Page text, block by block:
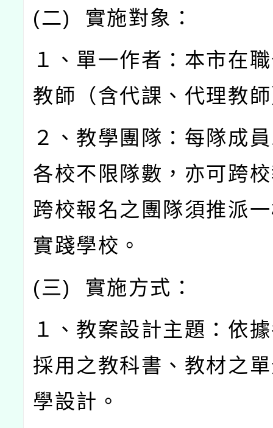
(二) 實施對象：
１、單一作者：本市在
教師（含代課、代理教
２、教學團隊：每隊成員
各校不限隊數，亦可跨
跨校報名之團隊須推派
實踐學校。
(三) 實施方式：
１、教案設計主題：依
採用之教科書、教材之
學設計。